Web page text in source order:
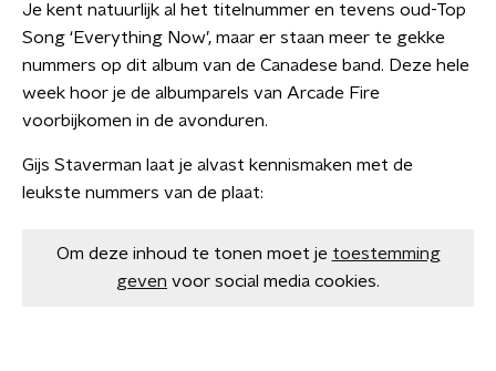
Je kent natuurlijk al het titelnummer en tevens oud-Top
Song ‘Everything Now’, maar er staan meer te gekke
nummers op dit album van de Canadese band. Deze hele
week hoor je de albumparels van Arcade Fire
voorbijkomen in de avonduren.
Gijs Staverman laat je alvast kennismaken met de
leukste nummers van de plaat:
Om deze inhoud te tonen moet je toestemming
geven voor social media cookies.